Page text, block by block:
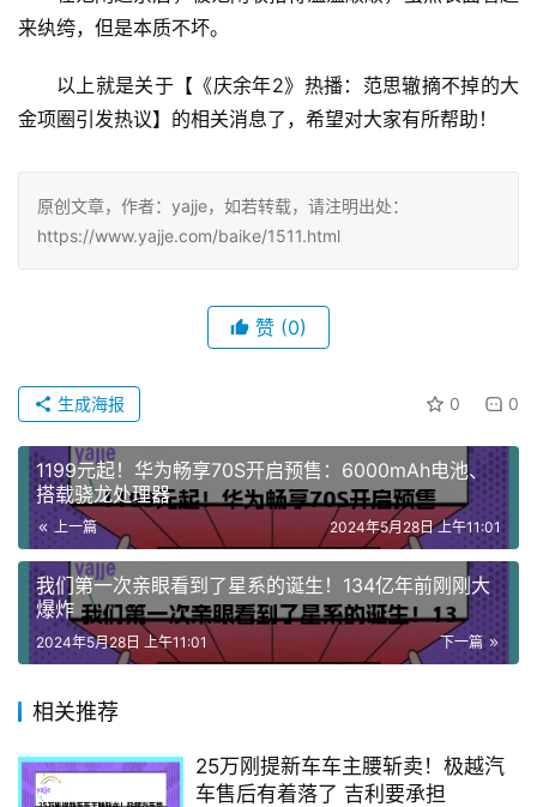
来纨绔，但是本质不坏。
以上就是关于【《庆余年2》热播：范思辙摘不掉的大
金项圈引发热议】的相关消息了，希望对大家有所帮助！
原创文章，作者：yajje，如若转载，请注明出处：
https://www.yajje.com/baike/1511.html
赞 (0)
0 0
生成海报
1199元起！华为畅享70S开启预售：6000mAh电池、
搭载骁龙处理器
上一篇 2024年5月28日 上午11:01
我们第一次亲眼看到了星系的诞生！134亿年前刚刚大
爆炸
下一篇
2024年5月28日 上午11:01
相关推荐
25万刚提新车车主腰斩卖！极越汽
车售后有着落了 吉利要承担